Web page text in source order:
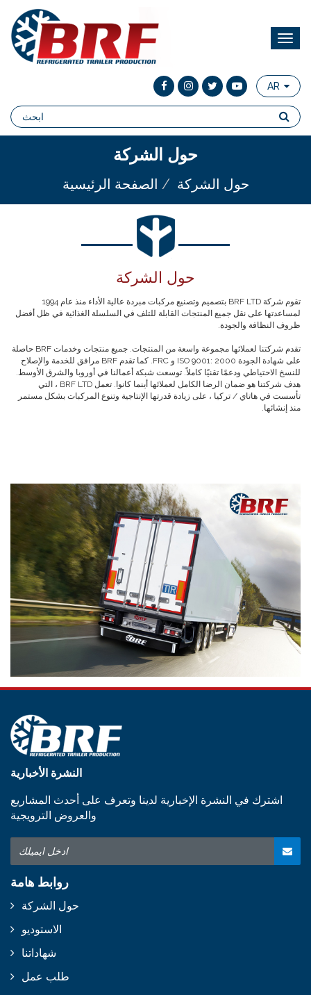
AR
حول الشركة
الصفحة الرئيسية حول الشركة
حول الشركة
تقوم شركة BRF LTD بتصميم وتصنيع مركبات مبردة عالية الأداء منذ عام 1994
لمساعدتها على نقل جميع المنتجات القابلة للتلف في السلسلة الغذائية في ظل أفضل
ظروف النظافة والجودة.
تقدم شركتنا لعملائها مجموعة واسعة من المنتجات. جميع منتجات وخدمات BRF حاصلة
على شهادة الجودة ISO 9001: 2000 و FRC. كما تقدم BRF مرافق للخدمة والإصلاح
للنسخ الاحتياطي ودعمًا تقنيًا كاملاً. توسعت شبكة أعمالنا في أوروبا والشرق الأوسط.
هدف شركتنا هو ضمان الرضا الكامل لعملائها أينما كانوا. تعمل BRF LTD ، التي
تأسست في هاتاي / تركيا ، على زيادة قدرتها الإنتاجية وتنوع المركبات بشكل مستمر
منذ إنشائها.
النشرة الأخبارية
اشترك في النشرة الإخبارية لدينا وتعرف على أحدث المشاريع
والعروض الترويجية
روابط هامة
حول الشركة
الاستوديو
شهاداتنا
طلب عمل